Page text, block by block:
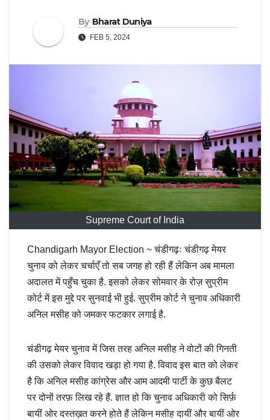
By Bharat Duniya
FEB 5, 2024
Supreme Court of India
Chandigarh Mayor Election ~ चंडीगढ़ः चंडीगढ़ मेयर
चुनाव को लेकर चर्चाएँ तो सब जगह हो रही हैं लेकिन अब मामला
अदालत में पहुँच चुका है. इसको लेकर सोमवार के रोज़ सुप्रीम
कोर्ट में इस मुद्दे पर सुनवाई भी हुई. सुप्रीम कोर्ट ने चुनाव अधिकारी
अनिल मसीह को जमकर फटकार लगाई है.
चंडीगढ़ मेयर चुनाव में जिस तरह अनिल मसीह ने वोटों की गिनती
की उसको लेकर विवाद खड़ा हो गया है. विवाद इस बात को लेकर
है कि अनिल मसीह कांग्रेस और आम आदमी पार्टी के कुछ बैलट
पर दोनों तरफ़ लिख रहे हैं. ज्ञात हो कि चुनाव अधिकारी को सिर्फ़
बायीं ओर दस्तख़त करने होते हैं लेकिन मसीह दायीं और बायीं ओर